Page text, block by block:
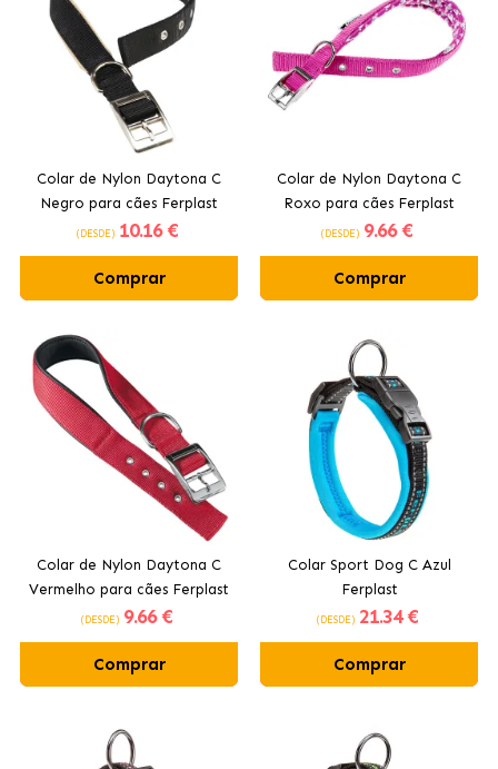
Colar de Nylon Daytona C
Negro para cães Ferplast
(DESDE) 10.16 €
Comprar
Colar de Nylon Daytona C
Roxo para cães Ferplast
(DESDE) 9.66 €
Comprar
Colar de Nylon Daytona C
Vermelho para cães Ferplast
(DESDE) 9.66 €
Comprar
Colar Sport Dog C Azul
Ferplast
(DESDE) 21.34 €
Comprar